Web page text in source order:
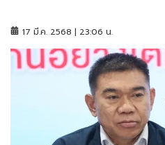
17 มี.ค. 2568 | 23:06 น.